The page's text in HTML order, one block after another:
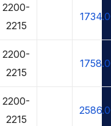
2200-
2215
2200-
2215
2200-
2215